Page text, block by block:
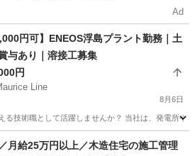
Ad
円可】ENEOS浮島プラント勤務｜土
与あり｜溶接工募集
円
Line
8月6日
る技術職として活躍しませんか？ 当社は、発電所
駅 プラント設計
月給25万円以上／木造住宅の施工管理